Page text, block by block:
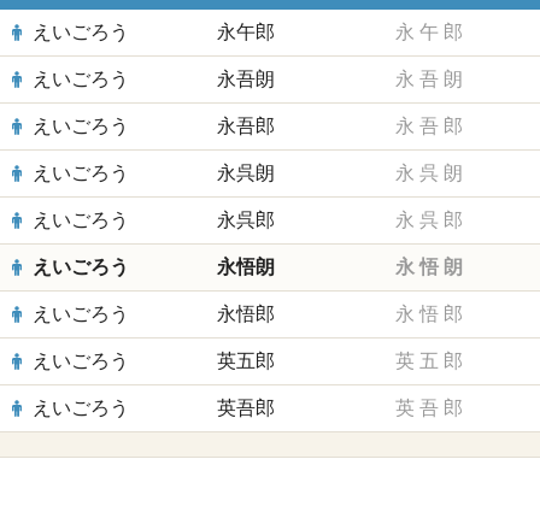
えいごろう 永午郎 永 午 郎
えいごろう 永吾朗 永 吾 朗
えいごろう 永吾郎 永 吾 郎
えいごろう 永呉朗 永 呉 朗
えいごろう 永呉郎 永 呉 郎
えいごろう 永悟朗 永 悟 朗
えいごろう 永悟郎 永 悟 郎
えいごろう 英五郎 英 五 郎
えいごろう 英吾郎 英 吾 郎